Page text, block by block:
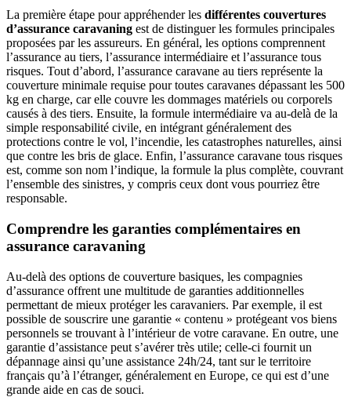
La première étape pour appréhender les différentes couvertures
d’assurance caravaning est de distinguer les formules principales
proposées par les assureurs. En général, les options comprennent
l’assurance au tiers, l’assurance intermédiaire et l’assurance tous
risques. Tout d’abord, l’assurance caravane au tiers représente la
couverture minimale requise pour toutes caravanes dépassant les 500
kg en charge, car elle couvre les dommages matériels ou corporels
causés à des tiers. Ensuite, la formule intermédiaire va au-delà de la
simple responsabilité civile, en intégrant généralement des
protections contre le vol, l’incendie, les catastrophes naturelles, ainsi
que contre les bris de glace. Enfin, l’assurance caravane tous risques
est, comme son nom l’indique, la formule la plus complète, couvrant
l’ensemble des sinistres, y compris ceux dont vous pourriez être
responsable.
Comprendre les garanties complémentaires en
assurance caravaning
Au-delà des options de couverture basiques, les compagnies
d’assurance offrent une multitude de garanties additionnelles
permettant de mieux protéger les caravaniers. Par exemple, il est
possible de souscrire une garantie « contenu » protégeant vos biens
personnels se trouvant à l’intérieur de votre caravane. En outre, une
garantie d’assistance peut s’avérer très utile; celle-ci fournit un
dépannage ainsi qu’une assistance 24h/24, tant sur le territoire
français qu’à l’étranger, généralement en Europe, ce qui est d’une
grande aide en cas de souci.